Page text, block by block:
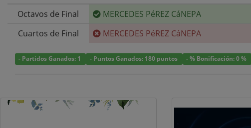
Octavos de Final
MERCEDES PéREZ CáNEPA
Cuartos de Final MERCEDES PéREZ CáNEPA
- Partidos Ganados: 1 - Puntos Ganados: 180 puntos - % Bonificación: 0 %